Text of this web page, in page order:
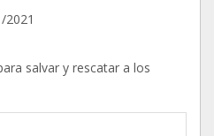
2021
salvar y rescatar a los